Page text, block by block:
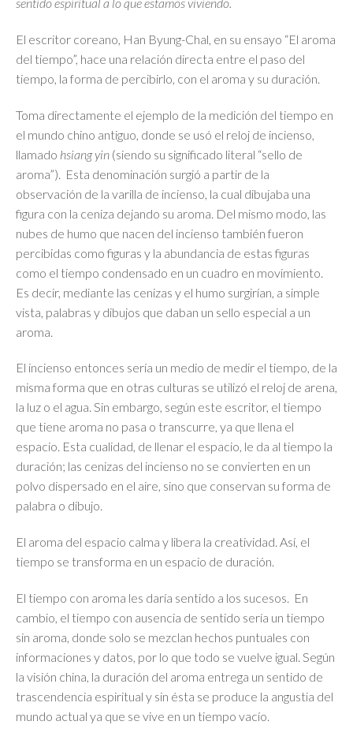
El escritor coreano, Han Byung-Chal, en su ensayo “El aroma
del tiempo”, hace una relación directa entre el paso del
tiempo, la forma de percibirlo, con el aroma y su duración.
Toma directamente el ejemplo de la medición del tiempo en
el mundo chino antiguo, donde se usó el reloj de incienso,
llamado hsiang yin (siendo su significado literal “sello de
aroma”). Esta denominación surgió a partir de la
observación de la varilla de incienso, la cual dibujaba una
figura con la ceniza dejando su aroma. Del mismo modo, las
nubes de humo que nacen del incienso también fueron
percibidas como figuras y la abundancia de estas figuras
como el tiempo condensado en un cuadro en movimiento.
Es decir, mediante las cenizas y el humo surgirían, a simple
vista, palabras y dibujos que daban un sello especial a un
aroma.
El incienso entonces sería un medio de medir el tiempo, de la
misma forma que en otras culturas se utilizó el reloj de arena,
la luz o el agua. Sin embargo, según este escritor, el tiempo
que tiene aroma no pasa o transcurre, ya que llena el
espacio. Esta cualidad, de llenar el espacio, le da al tiempo la
duración; las cenizas del incienso no se convierten en un
polvo dispersado en el aire, sino que conservan su forma de
palabra o dibujo.
El aroma del espacio calma y libera la creatividad. Así, el
tiempo se transforma en un espacio de duración.
El tiempo con aroma les daría sentido a los sucesos. En
cambio, el tiempo con ausencia de sentido sería un tiempo
sin aroma, donde solo se mezclan hechos puntuales con
informaciones y datos, por lo que todo se vuelve igual. Según
la visión china, la duración del aroma entrega un sentido de
trascendencia espiritual y sin ésta se produce la angustia del
mundo actual ya que se vive en un tiempo vacío.